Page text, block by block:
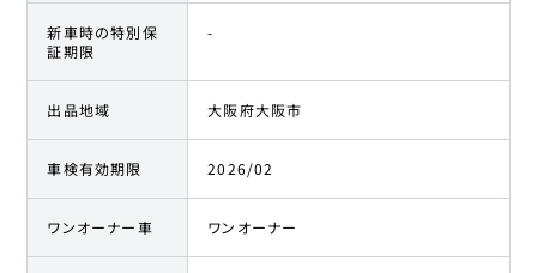
新車時の特別保
証期限
-
出品地域 大阪府大阪市
車検有効期限 2026/02
ワンオーナー車 ワンオーナー